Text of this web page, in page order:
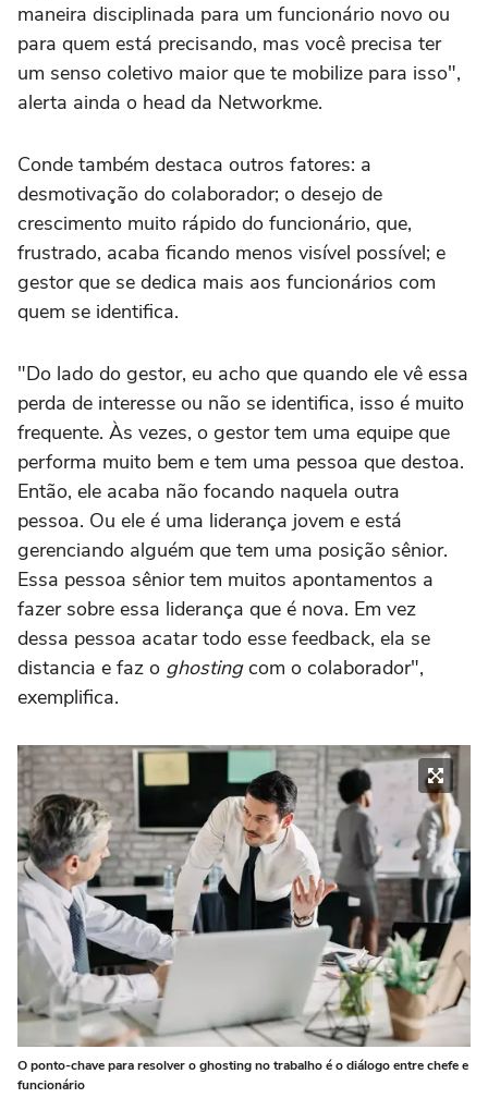
maneira disciplinada para um funcionário novo ou
para quem está precisando, mas você precisa ter
um senso coletivo maior que te mobilize para isso",
alerta ainda o head da Networkme.
Conde também destaca outros fatores: a
desmotivação do colaborador; o desejo de
crescimento muito rápido do funcionário, que,
frustrado, acaba ficando menos visível possível; e
gestor que se dedica mais aos funcionários com
quem se identifica.
"Do lado do gestor, eu acho que quando ele vê essa
perda de interesse ou não se identifica, isso é muito
frequente. Às vezes, o gestor tem uma equipe que
performa muito bem e tem uma pessoa que destoa.
Então, ele acaba não focando naquela outra
pessoa. Ou ele é uma liderança jovem e está
gerenciando alguém que tem uma posição sênior.
Essa pessoa sênior tem muitos apontamentos a
fazer sobre essa liderança que é nova. Em vez
dessa pessoa acatar todo esse feedback, ela se
distancia e faz o ghostingcom o colaborador",
exemplifica.
O ponto-chave para resolver o ghosting no trabalho é o diálogo entre chefe e
funcionário